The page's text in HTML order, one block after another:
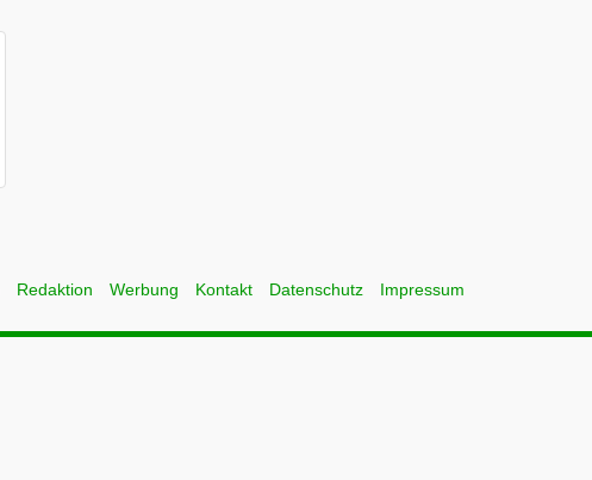
Redaktion Werbung Kontakt Datenschutz Impressum